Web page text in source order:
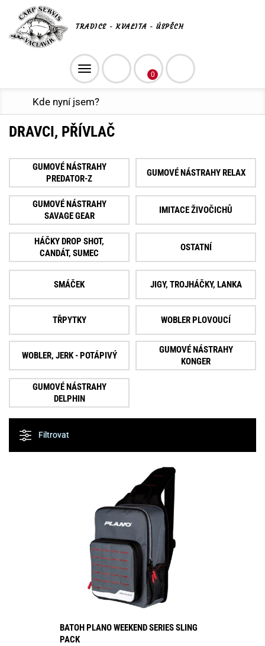
TRADICE - KVALITA - ÚSPĚCH
Toggle
navigation
0
Kde nyní jsem?
DRAVCI, PŘÍVLAČ
GUMOVÉ NÁSTRAHY
PREDATOR-Z
GUMOVÉ NÁSTRAHY RELAX
GUMOVÉ NÁSTRAHY
SAVAGE GEAR
IMITACE ŽIVOČICHŮ
HÁČKY DROP SHOT,
CANDÁT, SUMEC
OSTATNÍ
SMÁČEK JIGY, TROJHÁČKY, LANKA
TŘPYTKY WOBLER PLOVOUCÍ
WOBLER, JERK - POTÁPIVÝ
GUMOVÉ NÁSTRAHY
KONGER
GUMOVÉ NÁSTRAHY
DELPHIN
Filtrovat
BATOH PLANO WEEKEND SERIES SLING
PACK